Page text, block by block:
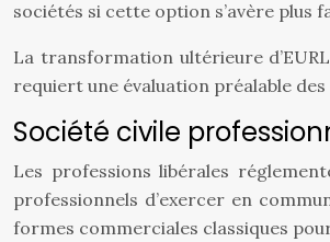
sociétés si cette option s’avère plus
La transformation ultérieure
requiert une évaluation préalable
Société civile
Les professions libérales
professionnels d’exercer en
formes commerciales classiques